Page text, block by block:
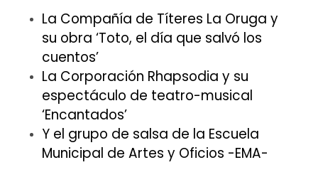
La Compañía de Títeres La Oruga y
su obra ‘Toto, el día que salvó los
cuentos’
La Corporación Rhapsodia y su
espectáculo de teatro-musical
‘Encantados’
Y el grupo de salsa de la Escuela
Municipal de Artes y Oficios -EMA-